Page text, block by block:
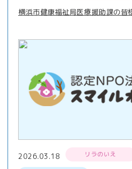
横浜市健康福祉局医療援助課の
2026.03.18 リラのいえ